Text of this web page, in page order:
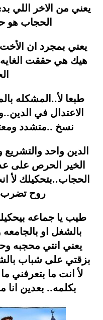
يعني من الاخر اللي
الحجاب
يعني بمجرد ان
هيك هي حققت
طبعا لأ..المشكله
الاعتدال في
نسخ ..متشدد
الدين واحد والتشريع
الخير الحرص على
الحجاب..بتحكيلك لأ
روح تضرب
طيب يا جماعه
بالشغل او
يعني انتي محجبه
بزقتي على شباب
لأ انت ما بتعرفني
بكلمه.. بعدين